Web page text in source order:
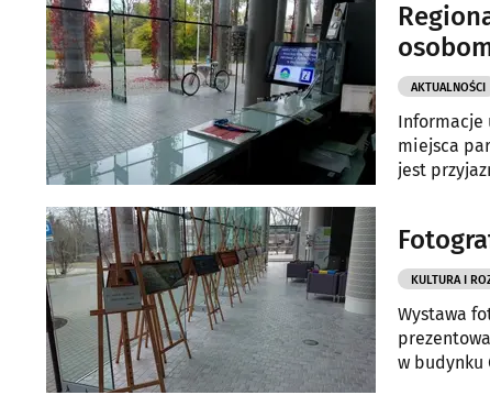
AKTUALNOŚCI
Informacje
miejsca
jest
KULTURA I
Wystawa
w budynku